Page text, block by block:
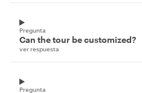
Pregunta
Can the tour be customized?
ver respuesta
Pregunta